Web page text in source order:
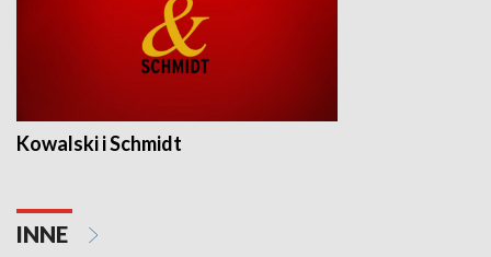
Kowalski i Schmidt
INNE